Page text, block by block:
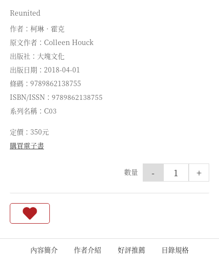
Reunited
作者：柯琳．霍克
原文作者：Colleen Houck
出版社：大塊文化
出版日期：2018-04-01
條碼：9789862138755
ISBN/ISSN：9789862138755
系列名稱：C03
定價：350元
購買電子書
數量 +
-
內容簡介 作者介紹 好評推薦 目錄規格